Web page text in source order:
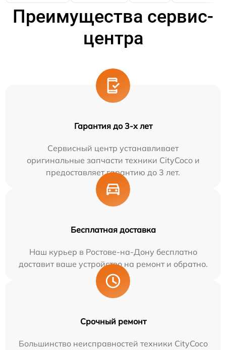
Преимущества сервис-
центра
Гарантия до 3-х лет
Сервисный центр устанавливает
оригинальные запчасти техники CityCoco и
предоставляет гарантию до 3 лет.
Бесплатная доставка
Наш курьер в Ростове-на-Дону бесплатно
доставит ваше устройство на ремонт и обратно.
Срочный ремонт
Большинство неисправностей техники CityCoco